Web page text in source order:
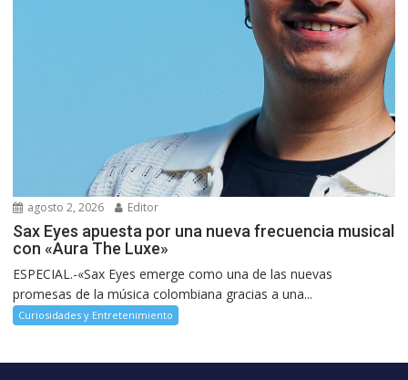
agosto 2, 2026 Editor
Sax Eyes apuesta por una nueva frecuencia musical
con «Aura The Luxe»
ESPECIAL.-«Sax Eyes emerge como una de las nuevas
promesas de la música colombiana gracias a una...
Curiosidades y Entretenimiento